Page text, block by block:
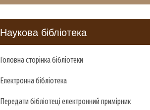
Наукова бібліотека
Головна сторінка бібліотеки
Електронна бібліотека
Передати бібліотеці електронний примірник